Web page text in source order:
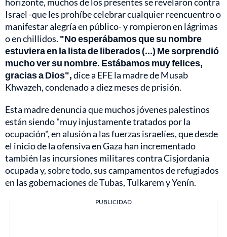
Israel -que les prohíbe celebrar cualquier reencuentro o
manifestar alegría en público- y rompieron en lágrimas
o en chillidos. "No esperábamos que su nombre
estuviera en la lista de liberados (...) Me sorprendió
mucho ver su nombre. Estábamos muy felices,
gracias a Dios",dice a EFE la madre de Musab
Khwazeh, condenado a diez meses de prisión.
Esta madre denuncia que muchos jóvenes palestinos
están siendo "muy injustamente tratados por la
ocupación", en alusión a las fuerzas israelíes, que desde
el inicio de la ofensiva en Gaza han incrementado
también las incursiones militares contra Cisjordania
ocupada y, sobre todo, sus campamentos de refugiados
en las gobernaciones de Tubas, Tulkarem y Yenín.
PUBLICIDAD